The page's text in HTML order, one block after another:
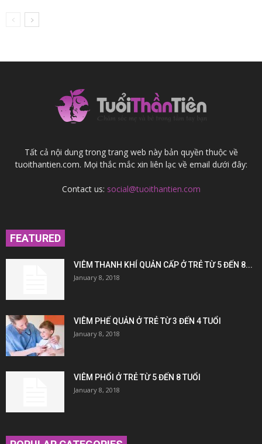
Tất cả nội dung trong trang web này bản quyền thuộc về
tuoithantien.com. Mọi thắc mắc xin liên lạc về email dưới đây:
Contact us: social@tuoithantien.com
FEATURED
VIÊM THANH KHÍ QUẢN CẤP Ở TRẺ TỪ 5 ĐẾN 8...
January 8, 2018
VIÊM PHẾ QUẢN Ở TRẺ TỪ 3 ĐẾN 4 TUỔI
January 8, 2018
VIÊM PHỔI Ở TRẺ TỪ 5 ĐẾN 8 TUỔI
January 8, 2018